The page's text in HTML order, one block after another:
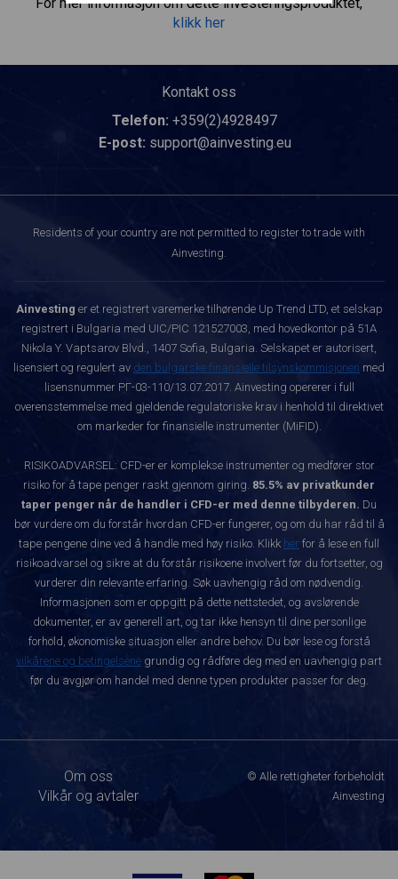
klikk her
Kontakt oss
Telefon: +359(2)4928497
E-post: support@ainvesting.eu
Residents of your country are not permitted to register to trade with
Ainvesting.
Ainvesting er et registrert varemerke tilhørende Up Trend LTD, et selskap
registrert i Bulgaria med UIC/PIC 121527003, med hovedkontor på 51A
Nikola Y. Vaptsarov Blvd., 1407 Sofia, Bulgaria. Selskapet er autorisert,
lisensiert og regulert av den bulgarske finansielle tilsynskommisjonen med
lisensnummer РГ-03-110/13.07.2017. Ainvesting opererer i full
overensstemmelse med gjeldende regulatoriske krav i henhold til direktivet
om markeder for finansielle instrumenter (MiFID).
RISIKOADVARSEL: CFD-er er komplekse instrumenter og medfører stor
risiko for å tape penger raskt gjennom giring. 85.5% av privatkunder
taper penger når de handler i CFD-er med denne tilbyderen. Du
bør vurdere om du forstår hvordan CFD-er fungerer, og om du har råd til å
tape pengene dine ved å handle med høy risiko. Klikk her for å lese en full
risikoadvarsel og sikre at du forstår risikoene involvert før du fortsetter, og
vurderer din relevante erfaring. Søk uavhengig råd om nødvendig.
Informasjonen som er oppgitt på dette nettstedet, og avslørende
dokumenter, er av generell art, og tar ikke hensyn til dine personlige
forhold, økonomiske situasjon eller andre behov. Du bør lese og forstå
vilkårene og betingelsene grundig og rådføre deg med en uavhengig part
før du avgjør om handel med denne typen produkter passer for deg.
Om oss
Vilkår og avtaler
© Alle rettigheter forbeholdt
Ainvesting